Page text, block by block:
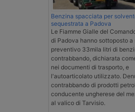
Benzina spacciata per
sequestrata a Padova
Le Fiamme Gialle del
di Padova hanno sottoposto a
preventivo 33mila litri di
contrabbando, dichiarata
nei documenti di trasporto, e
l'autoarticolato utilizzato.
contrabbando di prodotti
conducente ungherese del
al valico di Tarvisio.